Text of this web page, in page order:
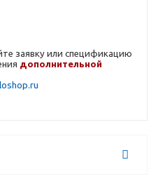
заявку или спецификацию
дополнительной